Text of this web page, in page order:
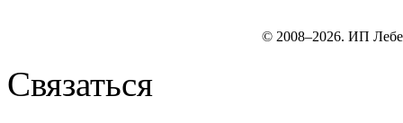
© 2008–2026. ИП
Связаться